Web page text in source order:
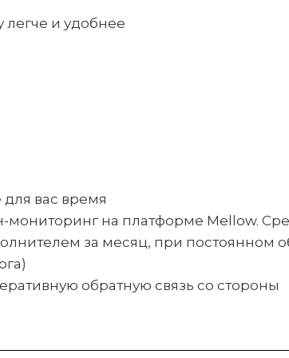
и удобнее
вас время
на платформе Mellow.
за месяц, при постоянном
обратную связь со стороны